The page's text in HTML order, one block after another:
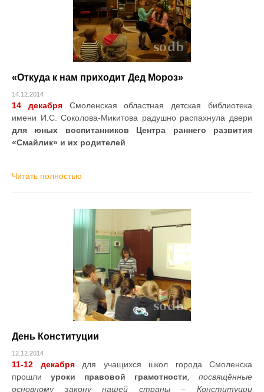
«Откуда к нам приходит Дед Мороз»
14.12.2014
14 декабря Смоленская областная детская библиотека
имени И.С. Соколова-Микитова радушно распахнула двери
для юных воспитанников Центра раннего развития
«Смайлик» и их родителей
Читать полностью
День Конституции
12.12.2014
11-12 декабря для учащихся школ города Смоленска
прошли уроки правовой грамотности , посвящённые
основному закону нашей страны – Конституции